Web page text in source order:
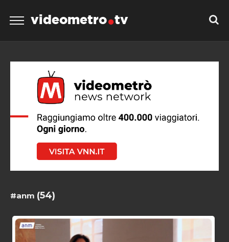
videometro tv
#anm (54)